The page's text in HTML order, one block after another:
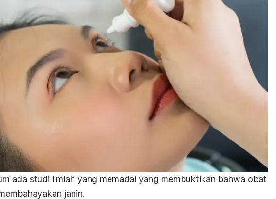
ada studi ilmiah yang memadai yang membuktikan bahwa obat
janin.